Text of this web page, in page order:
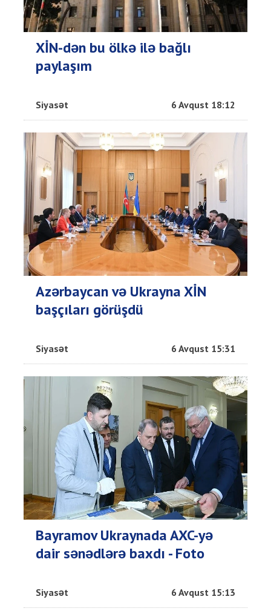
XİN-dən bu ölkə ilə bağlı
paylaşım
Siyasət 6 Avqust 18:12
Azərbaycan və Ukrayna XİN
başçıları görüşdü
Siyasət 6 Avqust 15:31
Bayramov Ukraynada AXC-yə
dair sənədlərə baxdı - Foto
Siyasət 6 Avqust 15:13